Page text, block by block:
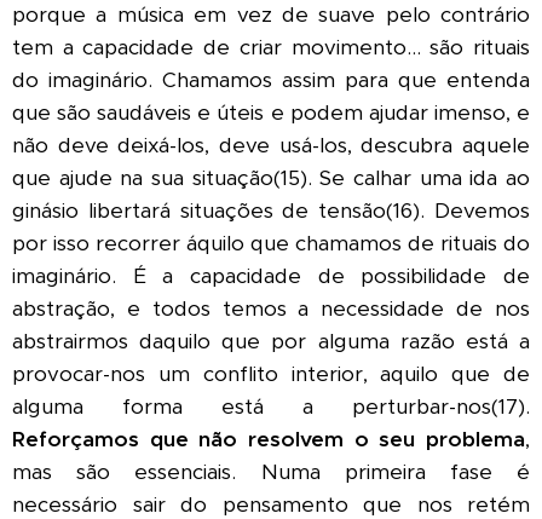
porque a música em vez de suave pelo contrário
tem a capacidade de criar movimento... são rituais
do imaginário. Chamamos assim para que entenda
que são saudáveis e úteis e podem ajudar imenso, e
não deve deixá-los, deve usá-los, descubra aquele
que ajude na sua situação(15). Se calhar uma ida ao
ginásio libertará situações de tensão(16). Devemos
por isso recorrer áquilo que chamamos de rituais do
imaginário. É a capacidade de possibilidade de
abstração, e todos temos a necessidade de nos
abstrairmos daquilo que por alguma razão está a
provocar-nos um conflito interior, aquilo que de
alguma forma está a perturbar-nos(17).
Reforçamos que não resolvem o seu problema,
mas são essenciais. Numa primeira fase é
necessário sair do pensamento que nos retém